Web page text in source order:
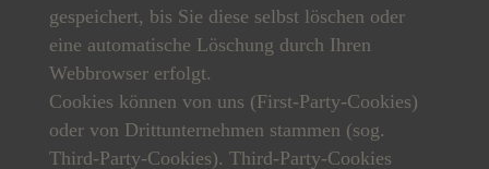
gespeichert, bis Sie diese selbst löschen oder
eine automatische Löschung durch Ihren
Webbrowser erfolgt.
Cookies können von uns (First-Party-Cookies)
oder von Drittunternehmen stammen (sog.
Third-Party-Cookies). Third-Party-Cookies